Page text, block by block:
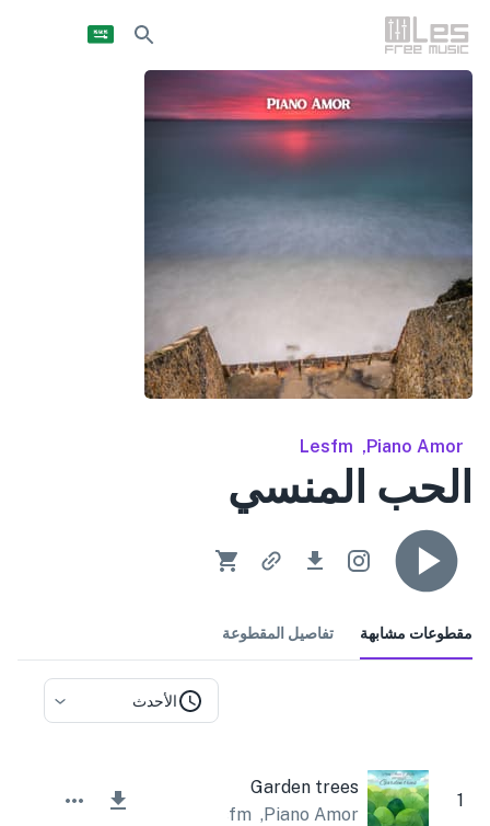
Piano Amor
,
Lesfm
الحب المنسي
مقطوعات مشابهة تفاصيل المقطوعة
الأحدث
1
Garden trees
Piano Amor
,
Lesfm